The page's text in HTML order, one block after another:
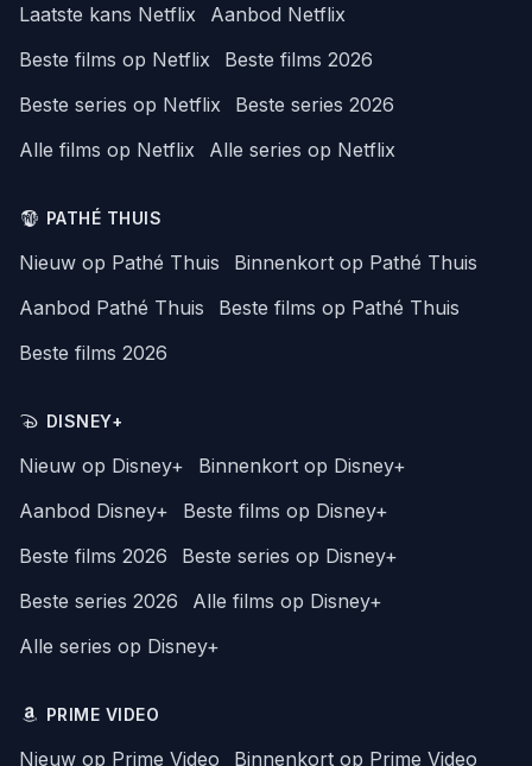
Laatste kans Netflix
Aanbod Netflix
Beste films op Netflix
Beste films 2026
Beste series op Netflix
Beste series 2026
Alle films op Netflix
Alle series op Netflix
PATHÉ THUIS
Nieuw op Pathé Thuis
Binnenkort op Pathé Thuis
Aanbod Pathé Thuis
Beste films op Pathé Thuis
Beste films 2026
DISNEY+
Nieuw op Disney+
Binnenkort op Disney+
Aanbod Disney+
Beste films op Disney+
Beste films 2026
Beste series op Disney+
Beste series 2026
Alle films op Disney+
Alle series op Disney+
PRIME VIDEO
Nieuw op Prime Video Binnenkort op Prime Video